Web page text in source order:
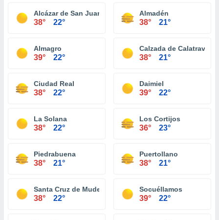
Alcázar de San Juan
38° 22°
Almadén
38° 21°
Almagro
39° 22°
Calzada de Calatrava
38° 21°
Ciudad Real
38° 22°
Daimiel
39° 22°
La Solana
38° 22°
Los Cortijos
36° 23°
Piedrabuena
38° 21°
Puertollano
38° 21°
Santa Cruz de Mudela
38° 22°
Socuéllamos
39° 22°